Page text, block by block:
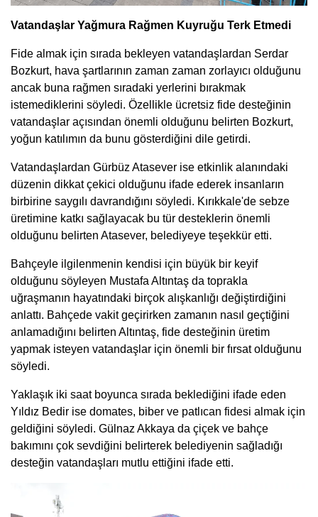
Vatandaşlar Yağmura Rağmen Kuyruğu Terk Etmedi
Fide almak için sırada bekleyen vatandaşlardan Serdar
Bozkurt, hava şartlarının zaman zaman zorlayıcı olduğunu
ancak buna rağmen sıradaki yerlerini bırakmak
istemediklerini söyledi. Özellikle ücretsiz fide desteğinin
vatandaşlar açısından önemli olduğunu belirten Bozkurt,
yoğun katılımın da bunu gösterdiğini dile getirdi.
Vatandaşlardan Gürbüz Atasever ise etkinlik alanındaki
düzenin dikkat çekici olduğunu ifade ederek insanların
birbirine saygılı davrandığını söyledi. Kırıkkale'de sebze
üretimine katkı sağlayacak bu tür desteklerin önemli
olduğunu belirten Atasever, belediyeye teşekkür etti.
Bahçeyle ilgilenmenin kendisi için büyük bir keyif
olduğunu söyleyen Mustafa Altıntaş da toprakla
uğraşmanın hayatındaki birçok alışkanlığı değiştirdiğini
anlattı. Bahçede vakit geçirirken zamanın nasıl geçtiğini
anlamadığını belirten Altıntaş, fide desteğinin üretim
yapmak isteyen vatandaşlar için önemli bir fırsat olduğunu
söyledi.
Yaklaşık iki saat boyunca sırada beklediğini ifade eden
Yıldız Bedir ise domates, biber ve patlıcan fidesi almak için
geldiğini söyledi. Gülnaz Akkaya da çiçek ve bahçe
bakımını çok sevdiğini belirterek belediyenin sağladığı
desteğin vatandaşları mutlu ettiğini ifade etti.